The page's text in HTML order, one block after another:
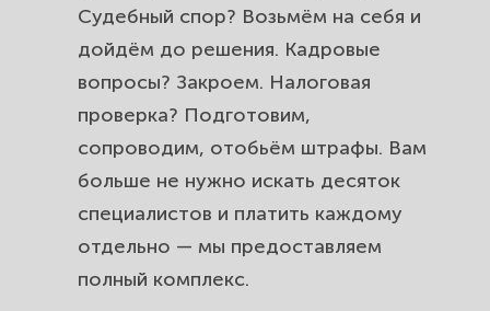
Судебный спор? Возьмём на себя и
дойдём до решения. Кадровые
вопросы? Закроем. Налоговая
проверка? Подготовим,
сопроводим, отобьём штрафы. Вам
больше не нужно искать десяток
специалистов и платить каждому
отдельно — мы предоставляем
полный комплекс.